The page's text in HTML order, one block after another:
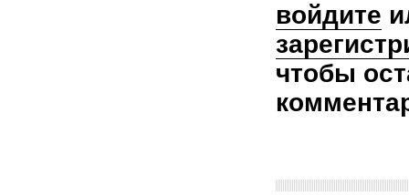
войдите
чтобы